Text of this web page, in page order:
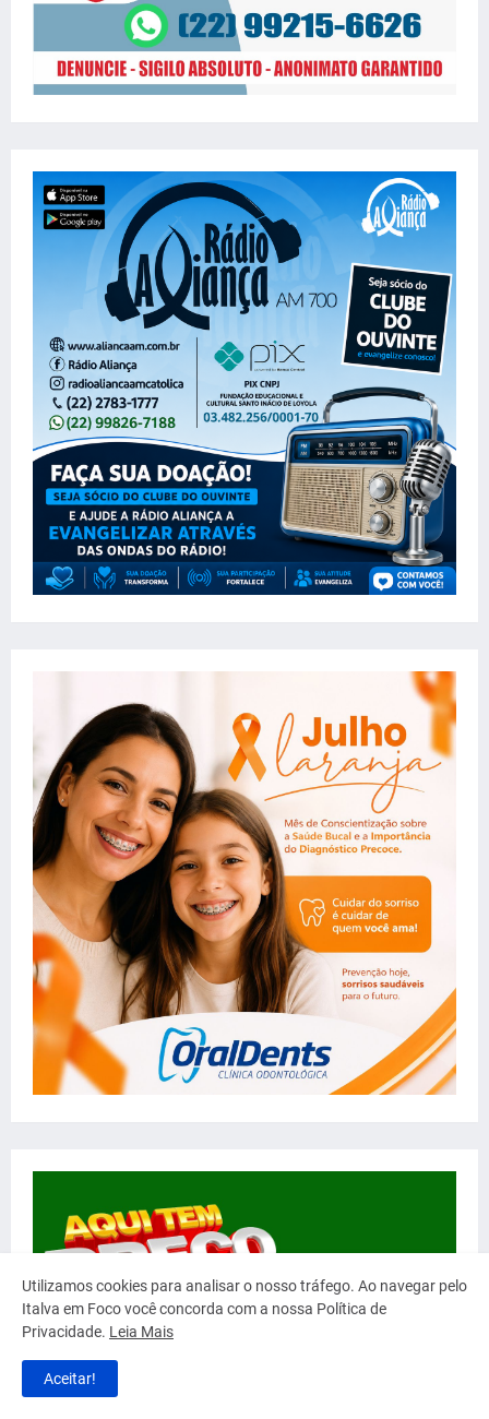
Utilizamos cookies para analisar o nosso tráfego. Ao navegar pelo
Italva em Foco você concorda com a nossa Política de
Privacidade. Leia Mais
Aceitar!